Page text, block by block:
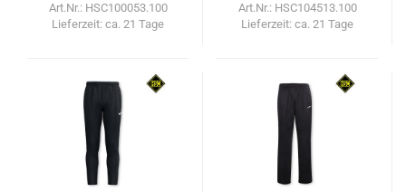
Art.Nr.: HSC100053.100
Lieferzeit: ca. 21 Tage
Art.Nr.: HSC104513.100
Lieferzeit: ca. 21 Tage